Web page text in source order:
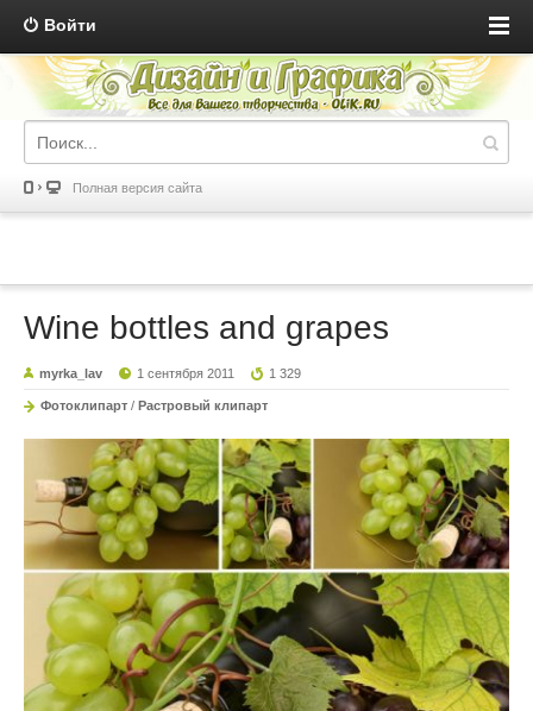
Войти
Полная версия сайта
Wine bottles and grapes
myrka_lav 1 сентября 2011 1 329
Фотоклипарт / Растровый клипарт